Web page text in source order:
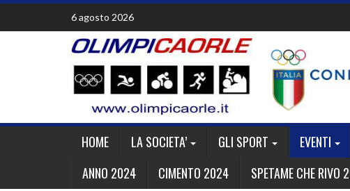
Skip
content
6 agosto 2026
HOME LA SOCIETA’ GLI SPORT EVENTI
ANNO 2024
CIMENTO 2024 SPETAME CHE RIVO